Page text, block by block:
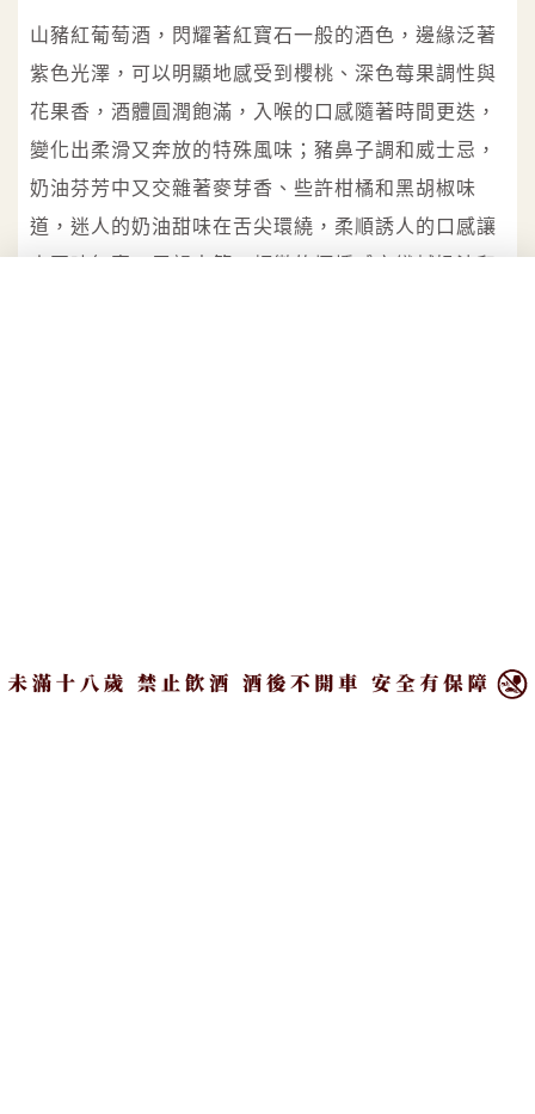
山豬紅葡萄酒，閃耀著紅寶石一般的酒色，邊緣泛著
紫色光澤，可以明顯地感受到櫻桃、深色莓果調性與
花果香，酒體圓潤飽滿，入喉的口感隨著時間更迭，
變化出柔滑又奔放的特殊風味；豬鼻子調和威士忌，
奶油芬芳中又交雜著麥芽香、些許柑橘和黑胡椒味
道，迷人的奶油甜味在舌尖環繞，柔順誘人的口感讓
作。 IG:leemuchen_